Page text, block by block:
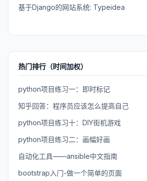
基于Django的网站系统: Typeidea
热门排行（时间加权）
python项目练习一：即时标记
知乎回答：程序员应该怎么提高自己
python项目练习十：DIY街机游戏
python项目练习二：画幅好画
自动化工具——ansible中文指南
bootstrap入门-做一个简单的页面